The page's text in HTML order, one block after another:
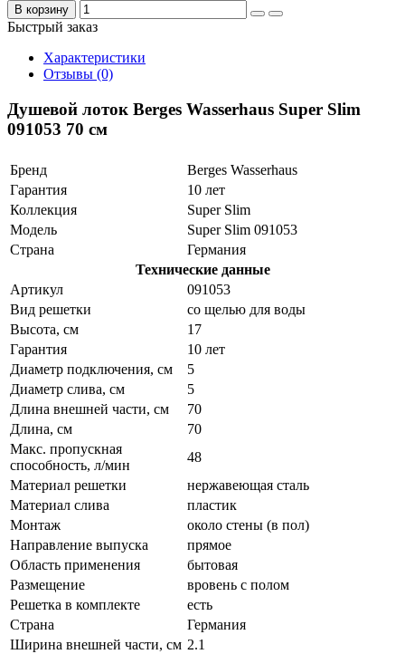
В корзину
Быстрый заказ
Характеристики
Отзывы (0)
Душевой лоток Berges Wasserhaus Super Slim
091053 70 см
Бренд
Berges Wasserhaus
Гарантия
10 лет
Коллекция
Super Slim
Модель
Super Slim 091053
Страна
Германия
Технические данные
Артикул
091053
Вид решетки
со щелью для воды
Высота, см
17
Гарантия
10 лет
Диаметр подключения, см
5
Диаметр слива, см
5
Длина внешней части, см
70
Длина, см
70
Макс. пропускная
способность, л/мин
48
Материал решетки
нержавеющая сталь
Материал слива
пластик
Монтаж
около стены (в пол)
Направление выпуска
прямое
Область применения
бытовая
Размещение
вровень с полом
Решетка в комплекте
есть
Страна
Германия
Ширина внешней части, см 2.1